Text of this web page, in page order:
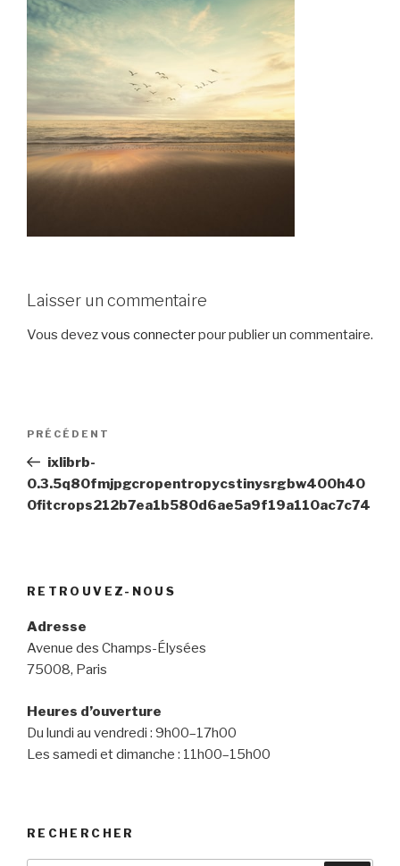
Laisser un commentaire
Vous devezvous connecterpour publier un commentaire.
Navigation
l’article
Article
précédent
PRÉCÉDENT
ixlibrb-
0.3.5q80fmjpgcropentropycstinysrgbw400h40
0fitcrops212b7ea1b580d6ae5a9f19a110ac7c74
RETROUVEZ-NOUS
Adresse
Avenue des Champs-Élysées
75008, Paris
Heures d’ouverture
Du lundi au vendredi : 9h00–17h00
Les samedi et dimanche : 11h00–15h00
RECHERCHER